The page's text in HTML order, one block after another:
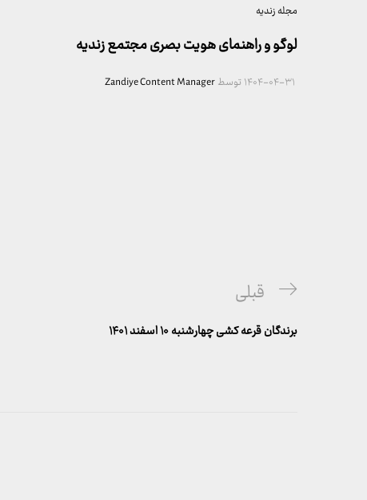
مجله زندیه
لوگو و راهنمای هویت بصری مجتمع زندیه
۱۴۰۴-۰۴-۳۱توسطZandiye Content Manager
راهبری
نوشته
پست
قبلی
قبلی
برندگان قرعه کشی چهارشنبه ۱۰ اسفند ۱۴۰۱